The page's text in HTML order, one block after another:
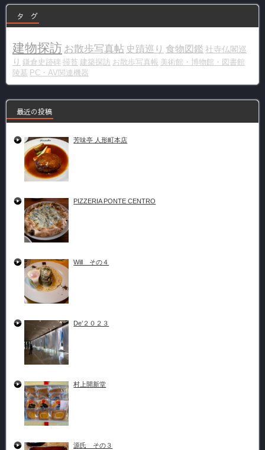
タ グ
建物探訪 お散歩写真帖 史蹟巡り 食物図鑑 社寺仏閣巡
り 鎌倉史跡碑 掃苔 建築探訪 お散歩写真帳 美術館・博物館・図書館
陵墓 PC・AV関連機器
最近の投稿
芳味亭 人形町本店
PIZZERIA PONTE CENTRO
Will その４
De’２０２３
村上開新堂
源氏 その３